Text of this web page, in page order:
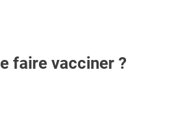
faire vacciner ?